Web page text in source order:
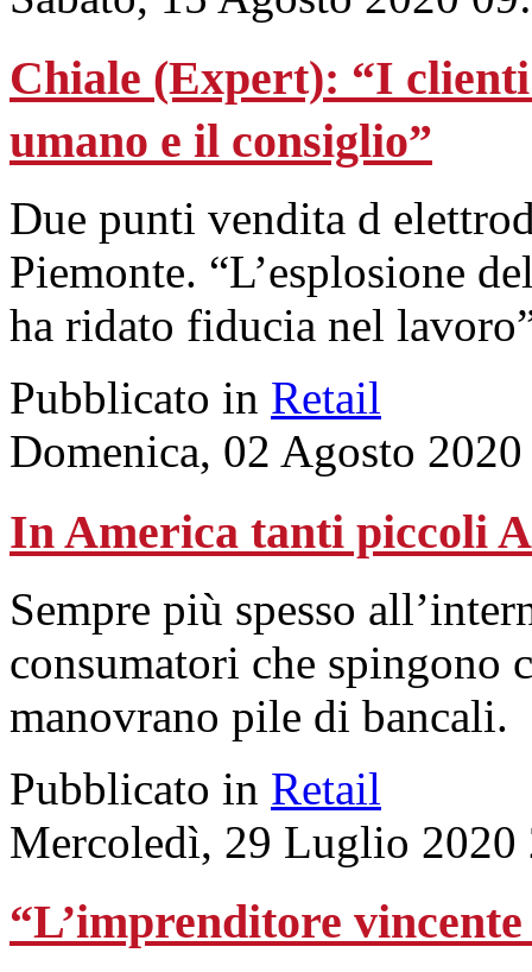
Chiale (Expert): “I
umano e il consiglio”
Due punti vendita d
Piemonte. “L’esplosione
ha ridato fiducia nel
Pubblicato in Retail
Domenica, 02 Agosto
In America tanti piccoli
Sempre più spesso
consumatori che spingono
manovrano pile di bancali.
Pubblicato in Retail
Mercoledì, 29 Luglio 2020
“L’imprenditore